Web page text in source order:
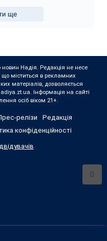
ще
Надія. Редакція не несе
що міститься в рекламних
матеріалів, дозволяється
Інформація на сайті
осіб віком 21+.
релізи
Редакція
конфіденційності